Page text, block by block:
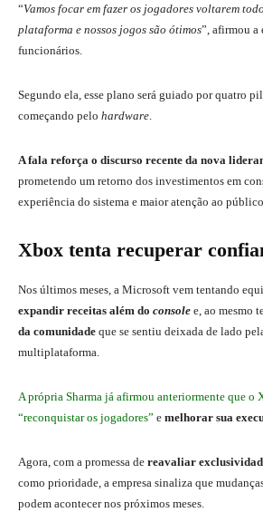
“Vamos focar em fazer os jogadores voltarem
plataforma e nossos jogos são ótimos”, afirmou a
funcionários.
Segundo ela, esse plano será guiado por quatro
começando pelo hardware
A fala reforça o discurso recente da nova
prometendo um retorno dos investimentos em
experiência do sistema e maior atenção ao
Xbox tenta recuperar
Nos últimos meses, a Microsoft vem tentando
expandir receitas além do console e, ao mesmo
da comunidade que se sentiu deixada de lado
multiplataforma.
A própria Sharma já afirmou anteriormente que o
“reconquistar os jogadores” e melhorar sua
Agora, com a promessa de reavaliar
como prioridade, a empresa sinaliza que
podem acontecer nos próximos meses.